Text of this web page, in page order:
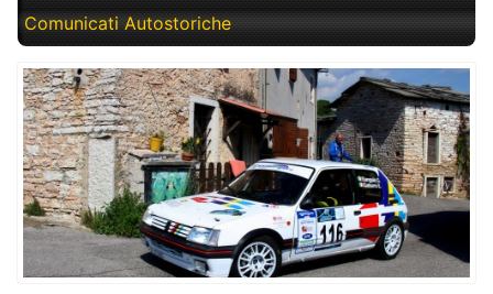
Comunicati Autostoriche